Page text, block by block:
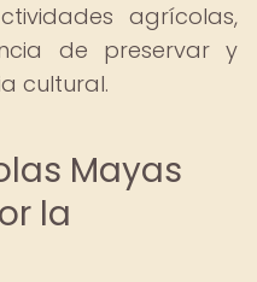
agrícolas,
de preservar y
cultural.
Mayas
la